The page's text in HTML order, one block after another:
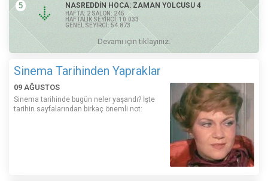
5 NASREDDİN HOCA: ZAMAN YOLCUSU 4
HAFTA: 2 SALON: 245
HAFTALIK SEYİRCİ: 10.033
GENEL SEYİRCİ: 54.873
Devamı için tıklayınız.
Sinema Tarihinden Yapraklar
09 AĞUSTOS
Sinema tarihinde bugün neler yaşandı? İşte
tarihin sayfalarından birkaç önemli not: